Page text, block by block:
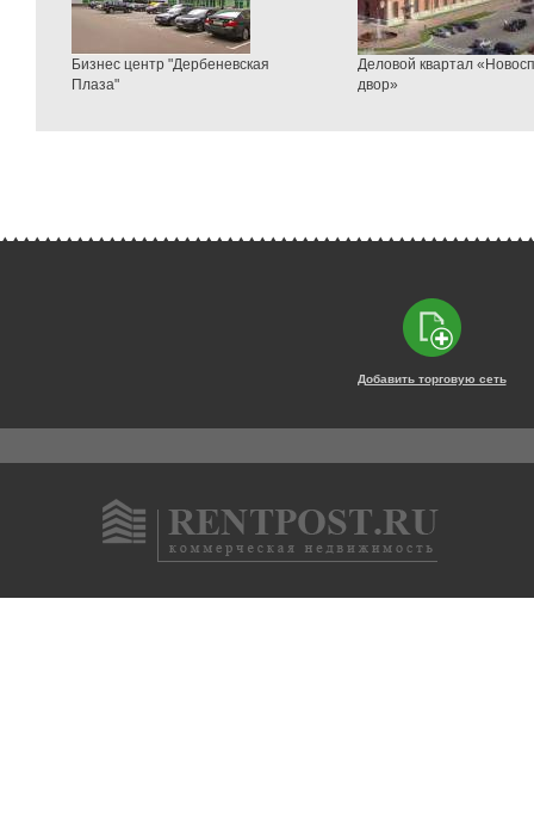
Бизнес центр "Дербеневская
Плаза"
Деловой квартал
двор»
Добавить торговую сеть